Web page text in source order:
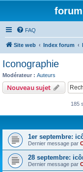
FAQ
Site web Index forum
Iconographie
Modérateur : Auteurs
Nouveau sujet
185
1er septembre:
Dernier message par
28 septembre:
Dernier message par